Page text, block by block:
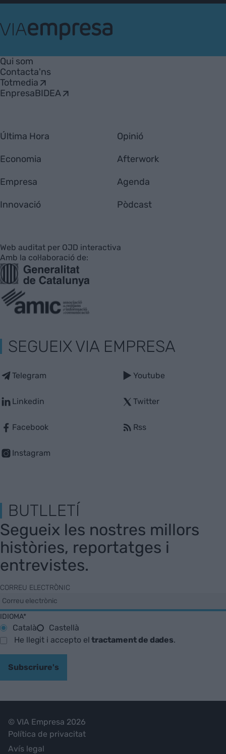
Empresa
Qui som
Contacta'ns
Totmedia
EnpresaBIDEA
Última Hora
Economia
Empresa
Innovació
Opinió
Afterwork
Agenda
Pòdcast
Web auditat per OJD interactiva
Amb la col·laboració de:
SEGUEIX VIA EMPRESA
Telegram
Linkedin
Facebook
Instagram
Youtube
Twitter
Rss
BUTLLETÍ
Segueix les nostres millors
històries, reportatges i
entrevistes.
CORREU ELECTRÒNIC
IDIOMA*
Català
Castellà
He llegit i accepto eltractament de dades.
Subscriure's
© VIA Empresa 2026
Política de privacitat
Avís legal